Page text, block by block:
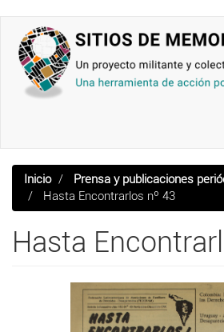
contenido
principal
Inicio
Prensa y publicaciones
Hasta Encontrarlos nº 43
Hasta